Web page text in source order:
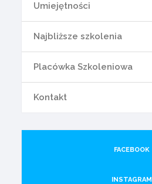
Umiejętności
Najbliższe szkolenia
Placówka Szkoleniowa
Kontakt
FACEBOOK
INSTAGRAM